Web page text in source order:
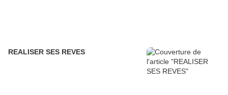
REALISER SES REVES